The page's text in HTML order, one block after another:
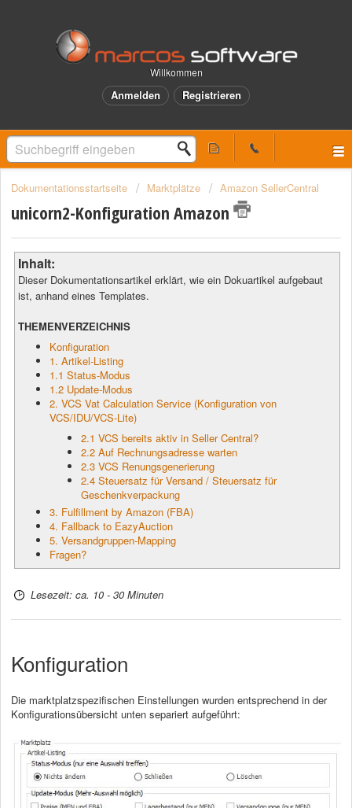
Willkommen
Anmelden Registrieren
Dokumentationsstartseite Marktplätze Amazon SellerCentral
unicorn2-Konfiguration Amazon
Inhalt:
Dieser Dokumentationsartikel erklärt, wie ein Dokuartikel aufgebaut
ist, anhand eines Templates.
THEMENVERZEICHNIS
Konfiguration
1. Artikel-Listing
1.1 Status-Modus
1.2 Update-Modus
2. VCS Vat Calculation Service (Konfiguration von
VCS/IDU/VCS-Lite)
2.1 VCS bereits aktiv in Seller Central?
2.2 Auf Rechnungsadresse warten
2.3 VCS Renungsgenerierung
2.4 Steuersatz für Versand / Steuersatz für
Geschenkverpackung
3. Fulfillment by Amazon (FBA)
4. Fallback to EazyAuction
5. Versandgruppen-Mapping
Fragen?
Lesezeit: ca. 10 - 30 Minuten
Konfiguration
Die marktplatzspezifischen Einstellungen wurden entsprechend in der
Konfigurationsübersicht unten separiert aufgeführt: